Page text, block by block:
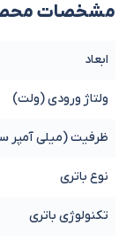
مشخصات
ابعاد
ولتاژ ورودی (ولت)
ظرفیت (میلی آمپر
نوع باتری
تکنولوژی باتری